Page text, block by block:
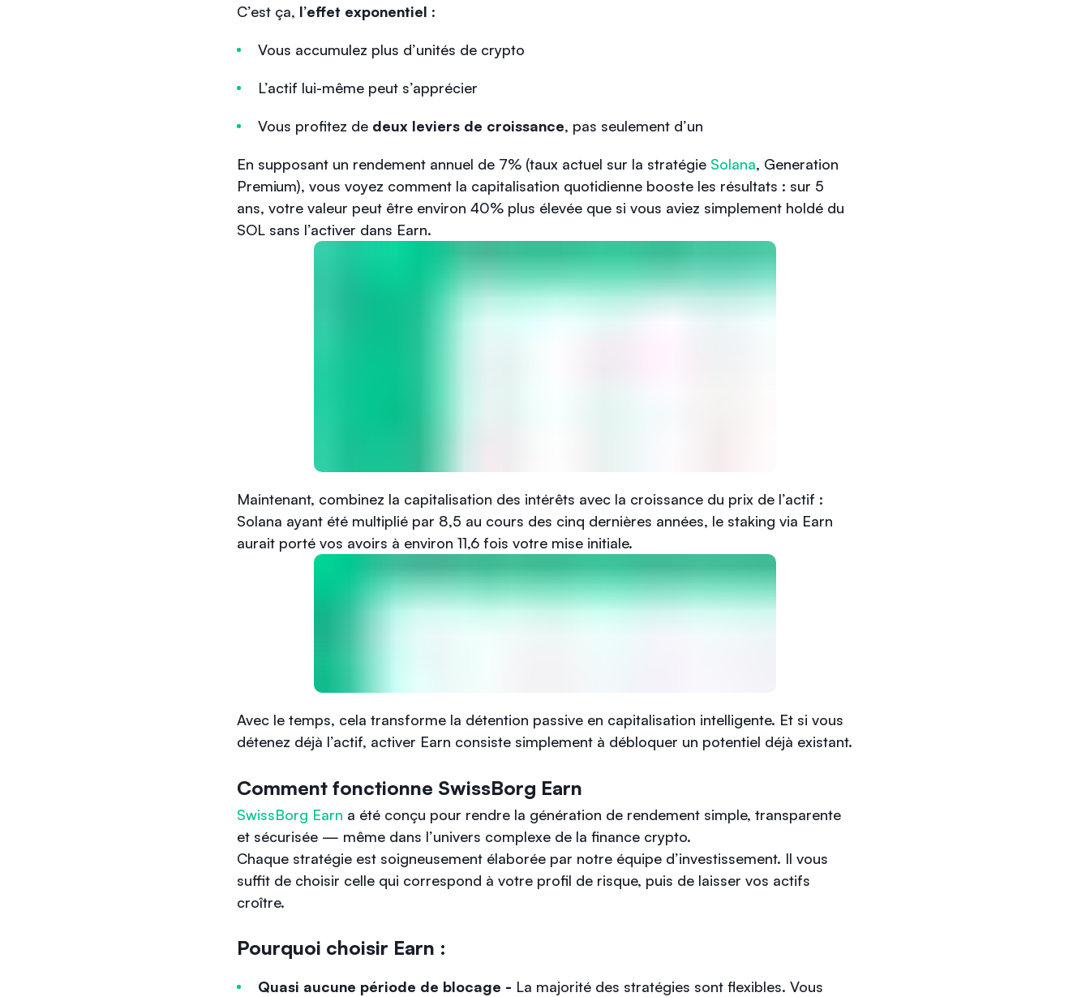
C’est ça, l’effet exponentiel :
Vous accumulez plus d’unités de crypto
L’actif lui-même peut s’apprécier
Vous profitez de deux leviers de croissance, pas seulement d’un
En supposant un rendement annuel de 7% (taux actuel sur la stratégie Solana, Generation
Premium), vous voyez comment la capitalisation quotidienne booste les résultats : sur 5
ans, votre valeur peut être environ 40% plus élevée que si vous aviez simplement holdé du
SOL sans l’activer dans Earn.
Maintenant, combinez la capitalisation des intérêts avec la croissance du prix de l’actif :
Solana ayant été multiplié par 8,5 au cours des cinq dernières années, le staking via Earn
aurait porté vos avoirs à environ 11,6 fois votre mise initiale.
Avec le temps, cela transforme la détention passive en capitalisation intelligente. Et si vous
détenez déjà l’actif, activer Earn consiste simplement à débloquer un potentiel déjà existant.
Comment fonctionne SwissBorg Earn
SwissBorg Earn a été conçu pour rendre la génération de rendement simple, transparente
et sécurisée — même dans l’univers complexe de la finance crypto.
Chaque stratégie est soigneusement élaborée par notre équipe d’investissement. Il vous
suffit de choisir celle qui correspond à votre profil de risque, puis de laisser vos actifs
croître.
Pourquoi choisir Earn :
Quasi aucune période de blocage - La majorité des stratégies sont flexibles. Vous